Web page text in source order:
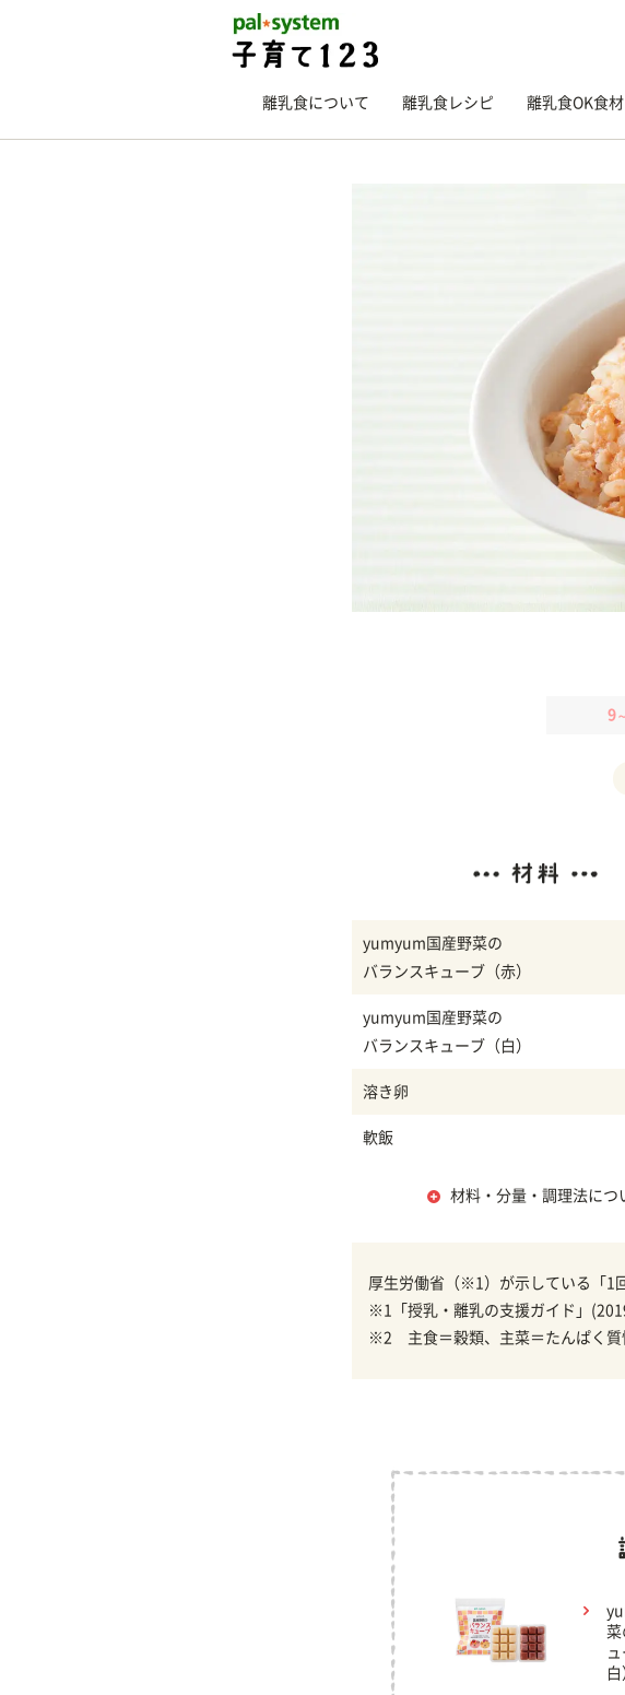
離乳食について 離乳食レシピ 離乳食OK食材
9～
yumyum国産野菜の
バランスキューブ（赤）
yumyum国産野菜の
バランスキューブ（白）
溶き卵
軟飯
材料・分量・調理法につ
厚生労働省（※1）が示している「1
※1「授乳・離乳の支援ガイド」
※2 主食＝穀類、主菜＝たんぱく質
菜
白